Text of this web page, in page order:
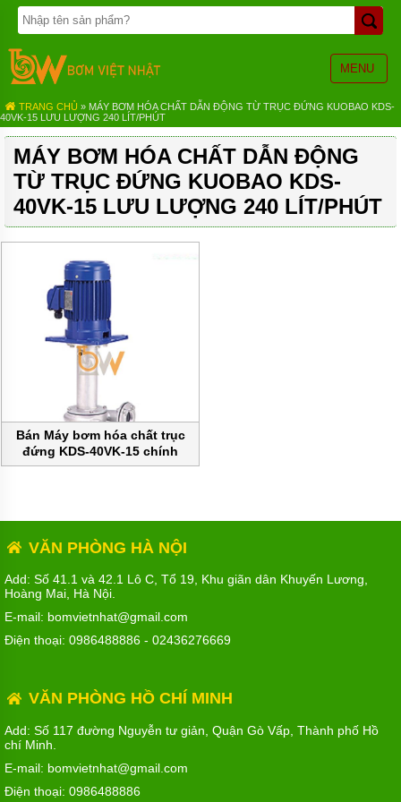
MENU
TRANG
CHỦ
BƠM
BÁNH
BƠM
HÓA
CHẤT
BƠM
MÀNG
KHÍ
NÉN
LƯỢNG
HÚT
BÙN
BƠM
TRỤC
BƠM
THỰC
HÚT
THÙNG
BƠM
CÔNG
TRANG CHỦ » MÁY BƠM HÓA CHẤT DẪN ĐỘNG TỪ TRỤC ĐỨNG KUOBAO KDS-
40VK-15 LƯU LƯỢNG 240 LÍT/PHÚT
MÁY BƠM HÓA CHẤT DẪN ĐỘNG
TỪ TRỤC ĐỨNG KUOBAO KDS-
40VK-15 LƯU LƯỢNG 240 LÍT/PHÚT
Bán Máy bơm hóa chất trục
đứng KDS-40VK-15 chính
hãng
VĂN PHÒNG HÀ NỘI
Add: Số 41.1 và 42.1 Lô C, Tổ 19, Khu giãn dân Khuyến Lương,
Hoàng Mai, Hà Nội.
E-mail: bomvietnhat@gmail.com
Điện thoại: 0986488886 - 02436276669
VĂN PHÒNG HỒ CHÍ MINH
Add: Số 117 đường Nguyễn tư giản, Quận Gò Vấp, Thành phố Hồ
chí Minh.
E-mail: bomvietnhat@gmail.com
Điện thoại: 0986488886